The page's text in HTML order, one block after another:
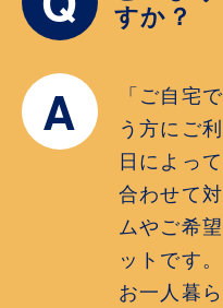
すか？
A
「ご自宅
う方にご
日によっ
合わせて
ムやご希
ットです。
お一人暮